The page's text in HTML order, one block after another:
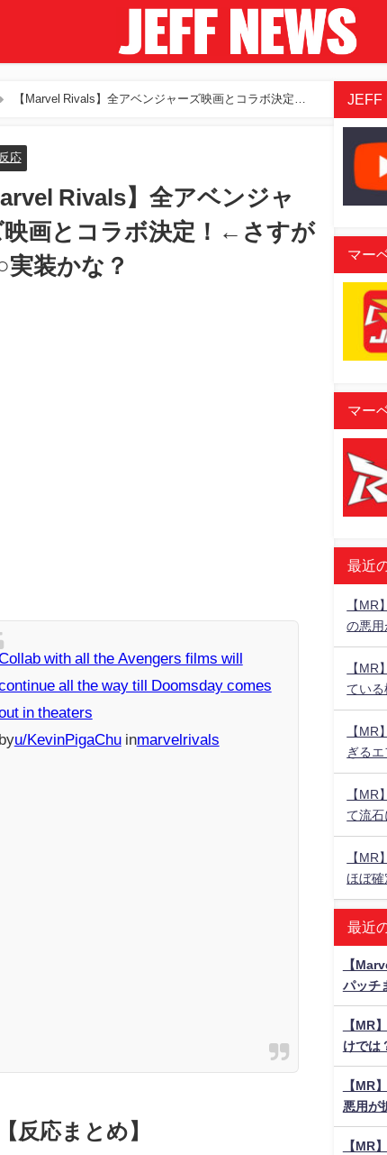
【Marvel Rivals】全アベンジャーズ映画とコラボ決定！
応
Rivals】全アベンジャ
映画とコラボ決定！←さすが
実装かな？
with all the Avengers films will
all the way till Doomsday comes
in theaters
byu/KevinPigaChuinmarvelrivals
【反応まとめ】
JEFF
マー
マー
最近
【MR
の悪用
【MR
ている
【MR
ぎる
【MR
て流石
【MR
ほぼ確
最近
【
パッチ
【MR
けでは
【MR
悪用が
【MR